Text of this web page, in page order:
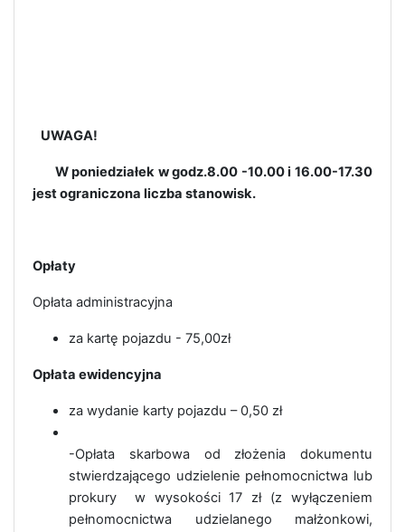
UWAGA!
W poniedziałek w godz.8.00 -10.00 i 16.00-17.30
jest ograniczona liczba stanowisk.
Opłaty
Opłata administracyjna
za kartę pojazdu - 75,00zł
Opłata ewidencyjna
za wydanie karty pojazdu – 0,50 zł
-Opłata skarbowa od złożenia dokumentu
stwierdzającego udzielenie pełnomocnictwa lub
prokury w wysokości 17 zł (z wyłączeniem
pełnomocnictwa udzielanego małżonkowi,